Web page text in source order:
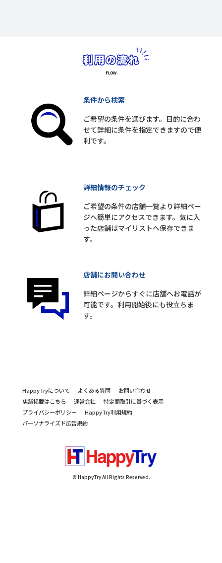
条件から検索
ご希望の条件を選びます。目的に合わ
せて詳細に条件を指定できますので便
利です。
詳細情報のチェック
ご希望の条件の店舗一覧より詳細ペー
ジへ簡単にアクセスできます。気に入
った店舗はマイリストへ保存できま
す。
店舗にお問い合わせ
詳細ページからすぐに店舗へお電話が
可能です。利用開始後にも役立ちま
す。
HappyTryについて よくある質問
お問い合わせ
店舗掲載はこちら
運営会社
特定商取引に基づく表示
プライバシーポリシー
HappyTry利用規約
パーソナライズド広告規約
© HappyTry All Rights Reserved.